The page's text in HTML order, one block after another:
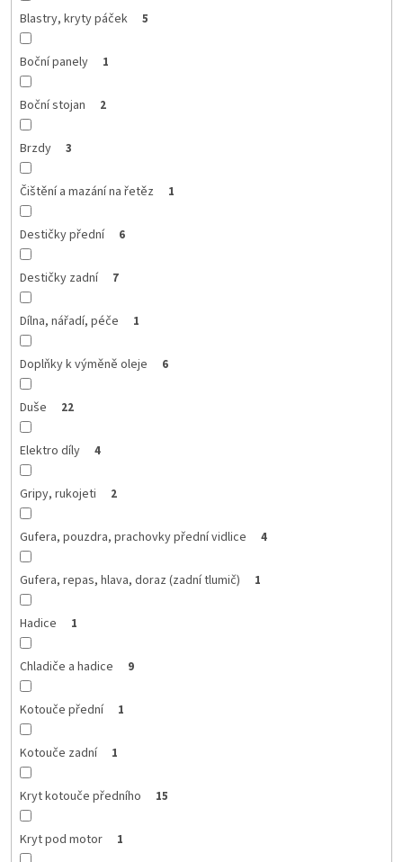
Blastry, kryty páček 5
Boční panely 1
Boční stojan 2
Brzdy 3
Čištění a mazání na řetěz 1
Destičky přední 6
Destičky zadní 7
Dílna, nářadí, péče 1
Doplňky k výměně oleje 6
Duše 22
Elektro díly 4
Gripy, rukojeti 2
Gufera, pouzdra, prachovky přední vidlice 4
Gufera, repas, hlava, doraz (zadní tlumič) 1
Hadice 1
Chladiče a hadice 9
Kotouče přední 1
Kotouče zadní 1
Kryt kotouče předního 15
Kryt pod motor 1